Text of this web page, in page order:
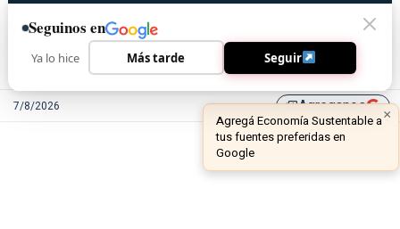
7/8/2026 library_addAgreganos
Seguinos en
Ya lo hice Más tarde Seguir